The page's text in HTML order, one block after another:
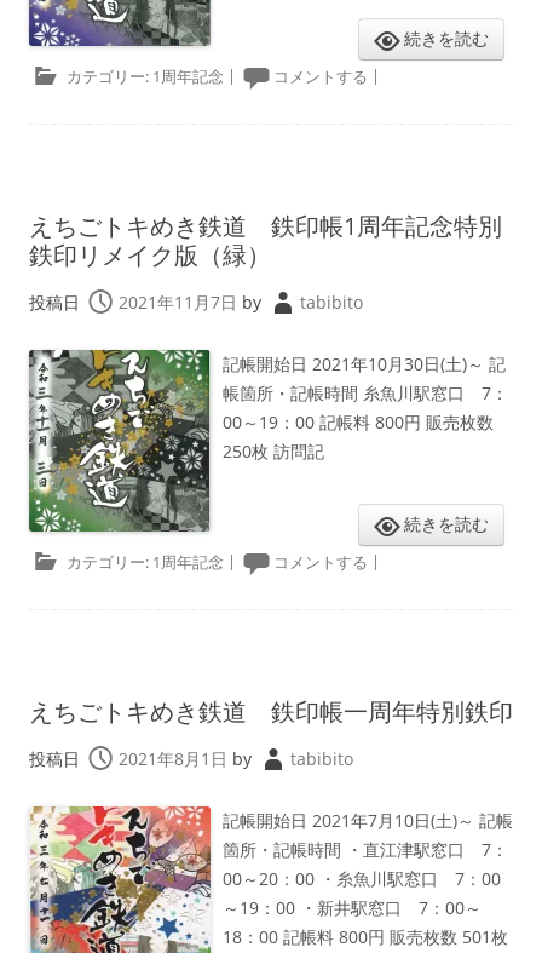
続きを読む
カテゴリー: 1周年記念 | コメントする |
えちごトキめき鉄道 鉄印帳1周年記念特別
鉄印リメイク版（緑）
投稿日 2021年11月7日 by tabibito
記帳開始日 2021年10月30日(土)～ 記
帳箇所・記帳時間 糸魚川駅窓口 7：
00～19：00 記帳料 800円 販売枚数
250枚 訪問記
続きを読む
カテゴリー: 1周年記念 | コメントする |
えちごトキめき鉄道 鉄印帳一周年特別鉄印
投稿日 2021年8月1日 by tabibito
記帳開始日 2021年7月10日(土)～ 記帳
箇所・記帳時間 ・直江津駅窓口 7：
00～20：00 ・糸魚川駅窓口 7：00
～19：00 ・新井駅窓口 7：00～
18：00 記帳料 800円 販売枚数 501枚